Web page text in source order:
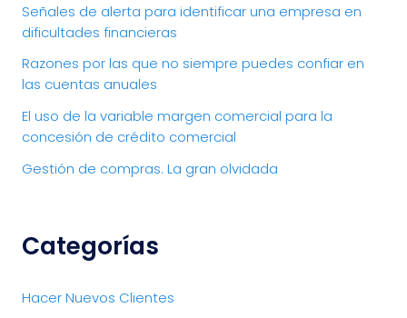
Señales de alerta para identificar una empresa en
dificultades financieras
Razones por las que no siempre puedes confiar en
las cuentas anuales
El uso de la variable margen comercial para la
concesión de crédito comercial
Gestión de compras. La gran olvidada
Categorías
Hacer Nuevos Clientes